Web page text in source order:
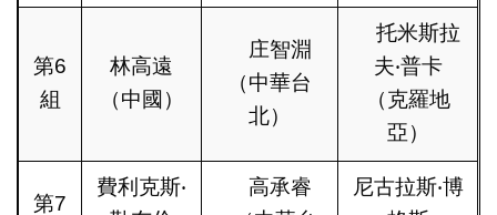
第6
組
林高遠
（中國）
庄智淵
（中華台
北）
托米斯拉
夫‧普卡
（克羅地
亞）
第7
費利克斯‧
高承睿
尼古拉斯‧博